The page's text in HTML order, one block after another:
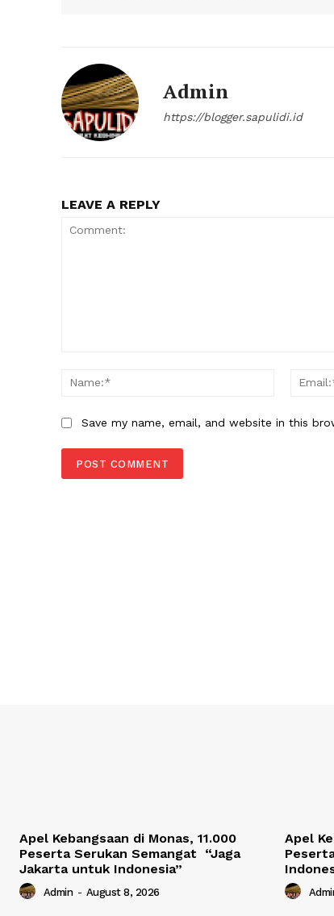
Admin
https://blogger.sapulidi.id
LEAVE A REPLY
Name:*
Save my name, email, and website in this
Apel Kebangsaan di Monas, 11.000
Peserta Serukan Semangat “Jaga
Jakarta untuk Indonesia”
Admin - August 8, 2026
Apel